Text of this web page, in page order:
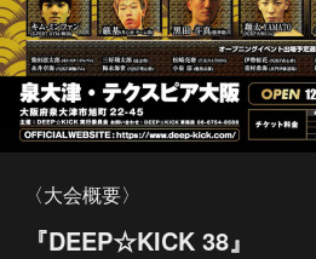
〈大会概要〉
『DEEP☆KICK 38』